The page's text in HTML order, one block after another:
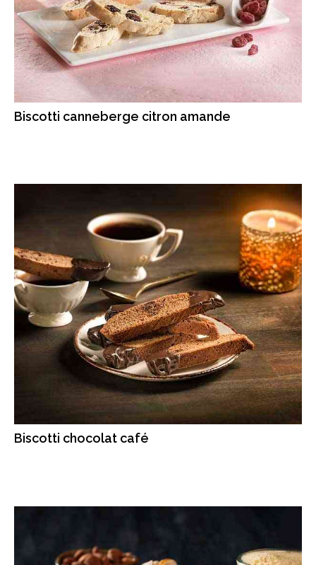
Biscotti canneberge citron amande
Biscotti chocolat café